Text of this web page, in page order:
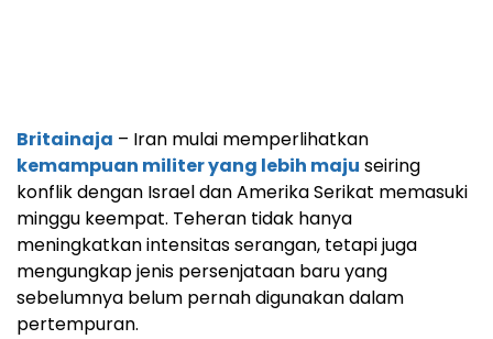
Britainaja – Iran mulai memperlihatkan
kemampuan militer yang lebih maju seiring
konflik dengan Israel dan Amerika Serikat memasuki
minggu keempat. Teheran tidak hanya
meningkatkan intensitas serangan, tetapi juga
mengungkap jenis persenjataan baru yang
sebelumnya belum pernah digunakan dalam
pertempuran.